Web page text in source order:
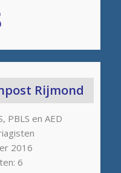
Rijmond
PBLS en AED
2016
6